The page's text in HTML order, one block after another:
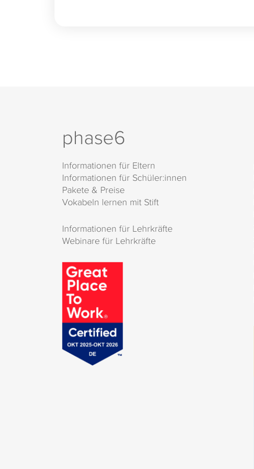
phase6
Informationen für Eltern
Informationen für Schüler:innen
Pakete & Preise
Vokabeln lernen mit Stift
Informationen für Lehrkräfte
Webinare für Lehrkräfte